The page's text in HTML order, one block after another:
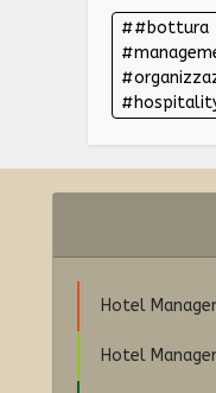
#bottura
Hotel
Hotel